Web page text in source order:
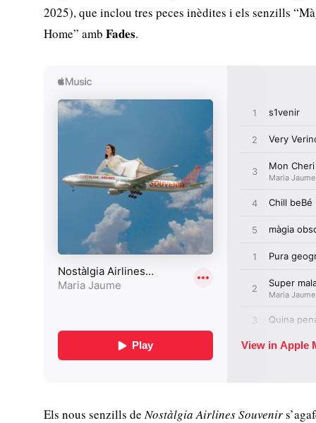
2025), que inclou tres peces inèdites i els senzills
Home” ambFades.
Els nous senzills deNostàlgia Airlines Souvenir